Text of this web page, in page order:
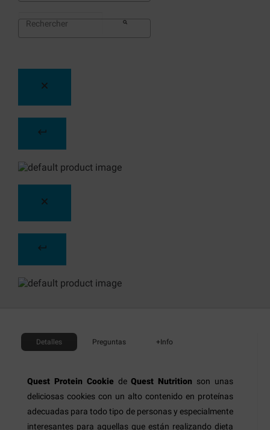
Detalles Preguntas +Info
Quest Protein CookiedeQuest Nutrition son unas
deliciosas cookies con un alto contenido en proteínas
adecuadas para todo tipo de personas y especialmente
interesantes para aquellas que están realizando dieta